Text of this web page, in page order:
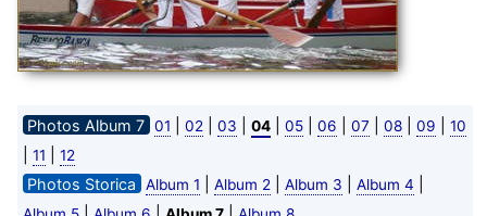
Photos Album 7 01 02 03 04| 05| 06 07 08| 09 10
11 12
Photos Storica Album 1 Album 2 Album 3 Album 4